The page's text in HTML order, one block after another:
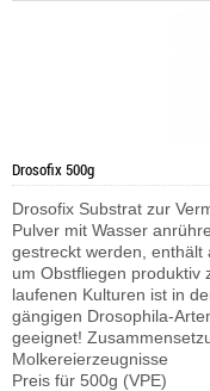
Drosofix 500g
Drosofix Substrat zur
Pulver mit Wasser
gestreckt werden, enthält
um Obstfliegen produktiv
laufenen Kulturen ist in
gängigen Drosophila-
geeignet!
Molkereierzeugnisse
Preis für 500g (VPE)